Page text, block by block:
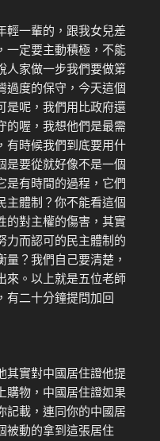
輕一輩的，跟我女兒差
一定要主動積極，不能
人家做一步我們要做第
過度的保守，今天這個
是呢，我們用比政府還
的喔，我想他們是最需
有時候我們到底要用什
是要從就好像不是一個
是有時間的過程，它們
主體制？你不能看這個
的對主權的傷害，其實
力而認可的民主體制的
？我們自己要清楚，
來。以上就是五位老師
有二十分鐘提問加回
其實對中國居住證他提
購物，中國居住證如果
記載，連同你的中國居
被動的拿到這張居住